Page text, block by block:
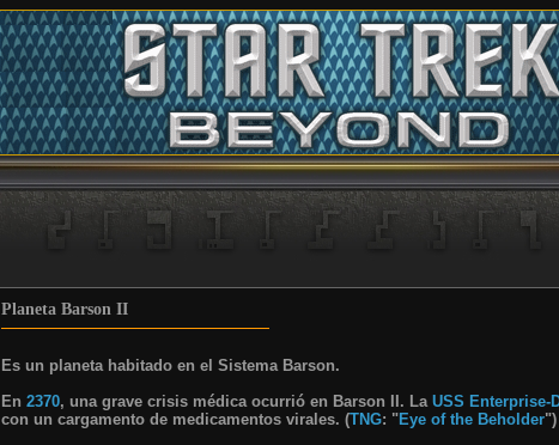
Planeta Barson II
Es un planeta habitado en el Sistema Barson.
En 2370, una grave crisis médica ocurrió en Barson II. La USS Enterprise-
con un cargamento de medicamentos virales. (TNG: "Eye of the Beholder")